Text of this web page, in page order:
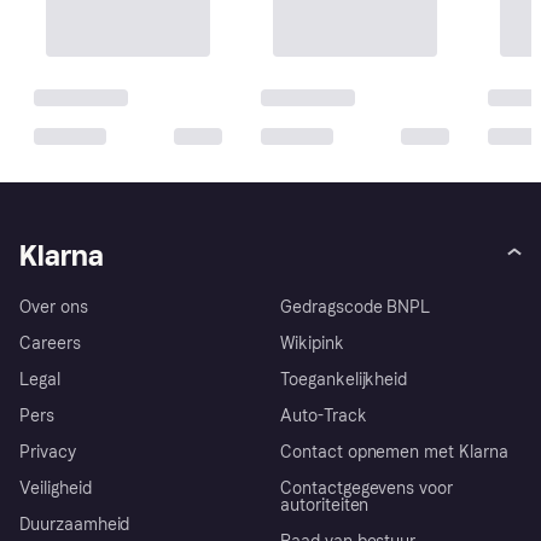
Klarna
Over ons
Careers
Legal
Pers
Privacy
Veiligheid
Duurzaamheid
Gedragscode BNPL
Wikipink
Toegankelijkheid
Auto-Track
Contact opnemen met Klarna
Contactgegevens voor
autoriteiten